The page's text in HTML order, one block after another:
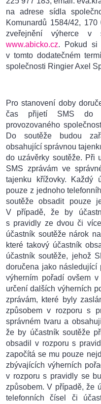
na adrese sídla
Komunardů 1584/42,
zveřejnění výherce v
www.abicko.cz. Pokud si
v tomto dodatečném
společnosti Ringier Axel
Pro stanovení doby
čas přijetí SMS do
provozovaného
Do soutěže budou
obsahující správnou
do uzávěrky soutěže. Při
SMS zprávám ve
tajenku křížovky. Každý
pouze z jednoho
soutěže obsadit pouze
V případě, že by
s pravidly ze dvou či
účastník soutěže nárok
které takový účastník
účastník soutěže, jehož
doručena jako následující
výherním pořadí ovšem
určení dalších výherních
zprávám, které byly
způsobem v rozporu s
správném tvaru a
že by účastník soutěže
obsadil v rozporu s
započítá se mu pouze
zbývajících výherních
v rozporu s pravidly se
způsobem. V případě, že
telefonních čísel či